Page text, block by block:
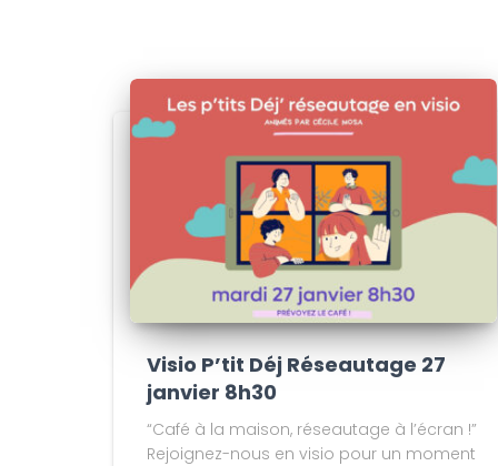
Visio P’tit Déj Réseautage 27
janvier 8h30
“Café à la maison, réseautage à l’écran !”
Rejoignez-nous en visio pour un moment